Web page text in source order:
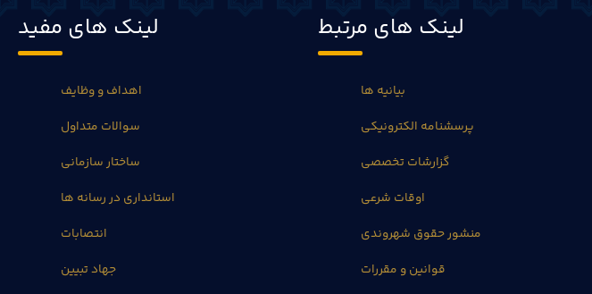
لینک های مفید
اهداف و وظایف
سوالات متداول
ساختار سازمانی
استانداری در رسانه ها
انتصابات
جهاد تبیین
لینک های مرتبط
بیانیه ها
پرسشنامه الکترونیکی
گزارشات تخصصی
اوقات شرعی
منشور حقوق شهروندی
قوانین و مقررات